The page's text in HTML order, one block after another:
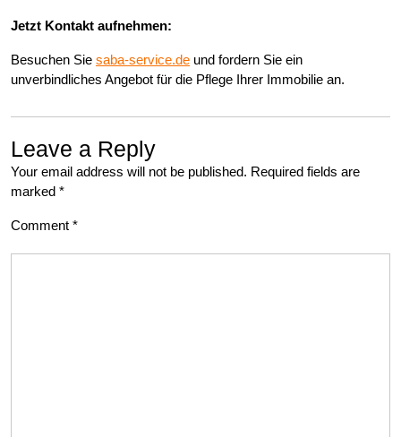
Jetzt Kontakt aufnehmen:
Besuchen Sie saba-service.de und fordern Sie ein
unverbindliches Angebot für die Pflege Ihrer Immobilie an.
Leave a Reply
Your email address will not be published. Required fields are
marked *
Comment *